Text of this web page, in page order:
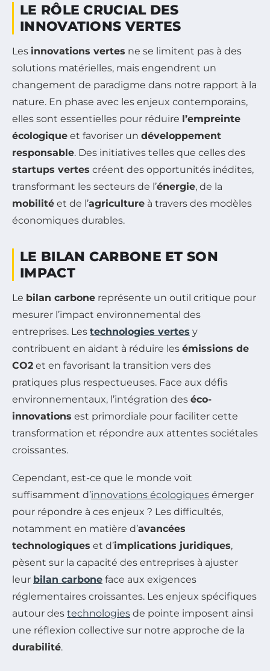
LE RÔLE CRUCIAL DES
INNOVATIONS VERTES
Les innovations vertes ne se limitent pas à des
solutions matérielles, mais engendrent un
changement de paradigme dans notre rapport à la
nature. En phase avec les enjeux contemporains,
elles sont essentielles pour réduire l’empreinte
écologique et favoriser un développement
responsable. Des initiatives telles que celles des
startups vertes créent des opportunités inédites,
transformant les secteurs de l’énergie, de la
mobilité et de l’agriculture à travers des modèles
économiques durables.
LE BILAN CARBONE ET SON
IMPACT
Le bilan carbone représente un outil critique pour
mesurer l’impact environnemental des
entreprises. Les technologies vertes y
contribuent en aidant à réduire les émissions de
CO2 et en favorisant la transition vers des
pratiques plus respectueuses. Face aux défis
environnementaux, l’intégration des éco-
innovations est primordiale pour faciliter cette
transformation et répondre aux attentes sociétales
croissantes.
Cependant, est-ce que le monde voit
suffisamment d’innovations écologiques émerger
pour répondre à ces enjeux ? Les difficultés,
notamment en matière d’avancées
technologiques et d’implications juridiques,
pèsent sur la capacité des entreprises à ajuster
leur bilan carbone face aux exigences
réglementaires croissantes. Les enjeux spécifiques
autour des technologies de pointe imposent ainsi
une réflexion collective sur notre approche de la
durabilité.